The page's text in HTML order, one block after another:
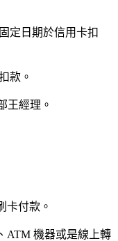
定日期於信用卡扣
款。
王經理。
卡付款。
ATM 機器或是線上轉